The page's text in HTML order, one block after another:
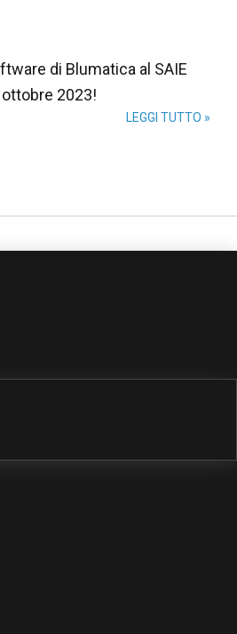
di Blumatica al SAIE
2023!
LEGGI TUTTO »